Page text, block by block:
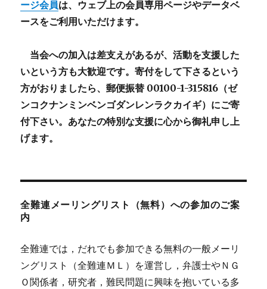
ージ会員は、ウェブ上の会員専用ページやデータベ
ースをご利用いただけます。
当会への加入は差支えがあるが、活動を支援した
いという方も大歓迎です。寄付をして下さるという
方がおりましたら、郵便振替 00100-1-315816（ゼ
ンコクナンミンベンゴダンレンラクカイギ）にご寄
付下さい。あなたの特別な支援に心から御礼申し上
げます。
全難連メーリングリスト（無料）への参加のご案
内
全難連では，だれでも参加できる無料の一般メーリ
ングリスト（全難連ＭＬ）を運営し，弁護士やＮＧ
Ｏ関係者，研究者，難民問題に興味を抱いている多